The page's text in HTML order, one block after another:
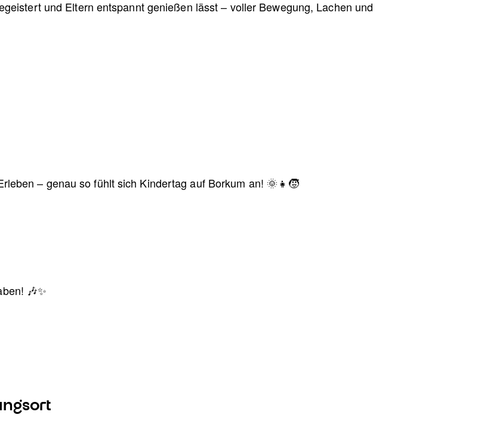
und Eltern entspannt genießen lässt – voller Bewegung, Lachen und
– genau so fühlt sich Kindertag auf Borkum an! 🌞👧🧒
🎶✨